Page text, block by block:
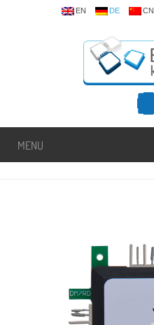
EN DE CN
MENU